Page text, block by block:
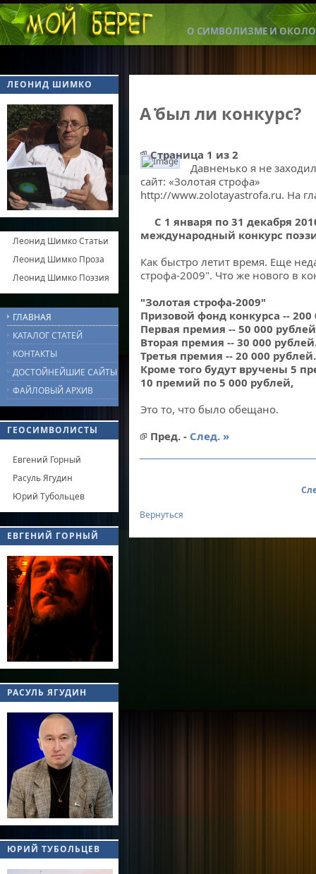
О СИМВОЛИЗМЕ И ОКОЛО
А был ли конкурс?
Страница 1 из 2
Давненько я не
сайт: «Золотая строфа»
http://www.zolotayastrofa.ru. На
С 1 января по 31 декабря
международный конкурс
Как быстро летит время. Еще
строфа-2009". Что же нового в
"Золотая строфа-2009"
Призовой фонд конкурса -- 200
Первая премия -- 50 000
Вторая премия -- 30 000
Третья премия -- 20 000 рублей.
Кроме того будут вручены 5
10 премий по 5 000 рублей,
Это то, что было обещано.
Пред. - След. »
Вернуться
ЛЕОНИД ШИМКО
Леонид Шимко Статьи
Леонид Шимко Проза
Леонид Шимко Поэзия
ГЛАВНАЯ
КАТАЛОГ СТАТЕЙ
КОНТАКТЫ
ДОСТОЙНЕЙШИЕ САЙТЫ
ФАЙЛОВЫЙ АРХИВ
ГЕОСИМВОЛИСТЫ
Евгений Горный
Расуль Ягудин
Юрий Тубольцев
ЕВГЕНИЙ ГОРНЫЙ
РАСУЛЬ ЯГУДИН
ЮРИЙ ТУБОЛЬЦЕВ